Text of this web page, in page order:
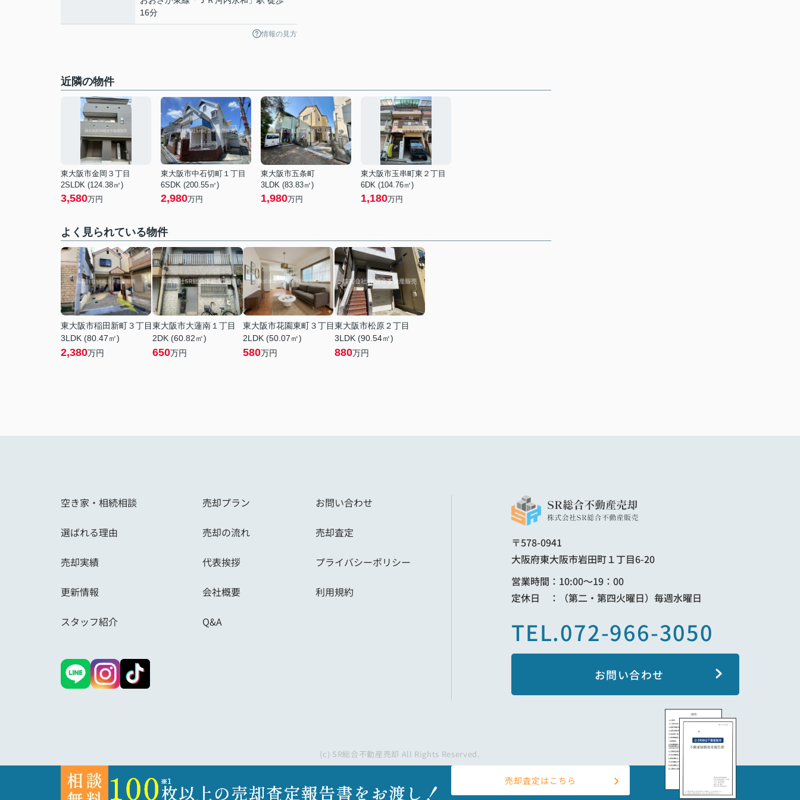
16分
情報の見方
近隣の物件
東大阪市金岡３丁目
2SLDK (124.38㎡)
3,580万円
東大阪市中石切町１丁目
6SDK (200.55㎡)
2,980万円
東大阪市五条町
3LDK (83.83㎡)
1,980万円
東大阪市玉串町東２丁目
6DK (104.76㎡)
1,180万円
よく見られている物件
東大阪市稲田新町３丁目
3LDK (80.47㎡)
2,380万円
東大阪市大蓮南１丁目
2DK (60.82㎡)
650万円
東大阪市花園東町３丁目
2LDK (50.07㎡)
580万円
東大阪市松原２丁目
3LDK (90.54㎡)
880万円
空き家・相続相談 売却プラン お問い合わせ
選ばれる理由 売却の流れ 売却査定
売却実績 代表挨拶 プライバシーポリシー
更新情報 会社概要 利用規約
スタッフ紹介 Q&A
〒578-0941
大阪府東大阪市岩田町１丁目6-20
営業時間：10:00～19：00
定休日 ：（第二・第四火曜日）毎週水曜日
TEL.072-966-3050
お問い合わせ
(c) SR総合不動産売却 All Rights Reserved.
売却査定はこちら